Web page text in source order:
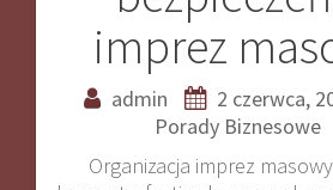
imprez
admin 2 czerwca,
Porady Biznesowe
Organizacja imprez